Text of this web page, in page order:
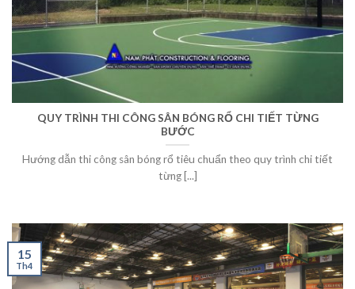
QUY TRÌNH THI CÔNG SÂN BÓNG RỔ CHI TIẾT TỪNG
BƯỚC
Hướng dẫn thi công sân bóng rổ tiêu chuẩn theo quy trình chi tiết
từng [...]
15
Th4